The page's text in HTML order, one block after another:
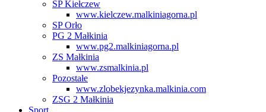
SP Kiełczew
www.kielczew.malkiniagorna.pl
SP Orło
PG 2 Małkinia
www.pg2.malkiniagorna.pl
ZS Małkinia
www.zsmalkinia.pl
Pozostałe
www.zlobekjezynka.malkinia.com
ZSG 2 Małkinia
Sport